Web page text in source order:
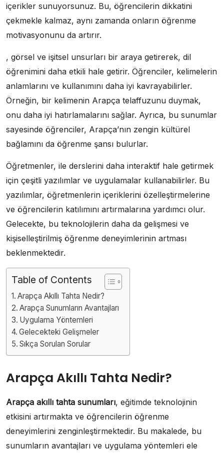
içerikler sunuyorsunuz. Bu, öğrencilerin dikkatini
çekmekle kalmaz, aynı zamanda onların öğrenme
motivasyonunu da artırır.
, görsel ve işitsel unsurları bir araya getirerek, dil
öğrenimini daha etkili hale getirir. Öğrenciler, kelimelerin
anlamlarını ve kullanımını daha iyi kavrayabilirler.
Örneğin, bir kelimenin Arapça telaffuzunu duymak,
onu daha iyi hatırlamalarını sağlar. Ayrıca, bu sunumlar
sayesinde öğrenciler, Arapça’nın zengin kültürel
bağlamını da öğrenme şansı bulurlar.
Öğretmenler, ile derslerini daha interaktif hale getirmek
için çeşitli yazılımlar ve uygulamalar kullanabilirler. Bu
yazılımlar, öğretmenlerin içeriklerini özelleştirmelerine
ve öğrencilerin katılımını artırmalarına yardımcı olur.
Gelecekte, bu teknolojilerin daha da gelişmesi ve
kişiselleştirilmiş öğrenme deneyimlerinin artması
beklenmektedir.
Table of Contents
Arapça Akıllı Tahta Nedir?
Arapça Sunumların Avantajları
Uygulama Yöntemleri
Gelecekteki Gelişmeler
Sıkça Sorulan Sorular
Arapça Akıllı Tahta Nedir?
Arapça akıllı tahta sunumları, eğitimde teknolojinin
etkisini artırmakta ve öğrencilerin öğrenme
deneyimlerini zenginleştirmektedir. Bu makalede, bu
sunumların avantajları ve uygulama yöntemleri ele